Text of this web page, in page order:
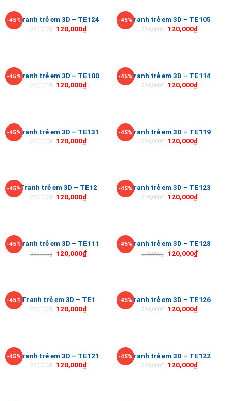
-45%Tranh trẻ em 3D – TE124
220,000₫ 120,000₫
-45%Tranh trẻ em 3D – TE105
220,000₫ 120,000₫
-45%Tranh trẻ em 3D – TE100
220,000₫ 120,000₫
-45%Tranh trẻ em 3D – TE114
220,000₫ 120,000₫
-45%Tranh trẻ em 3D – TE131
220,000₫ 120,000₫
-45%Tranh trẻ em 3D – TE119
220,000₫ 120,000₫
-45%Tranh trẻ em 3D – TE12
220,000₫ 120,000₫
-45%Tranh trẻ em 3D – TE123
220,000₫ 120,000₫
-45%Tranh trẻ em 3D – TE111
220,000₫ 120,000₫
-45%Tranh trẻ em 3D – TE128
220,000₫ 120,000₫
-45% Tranh trẻ em 3D – TE1
220,000₫ 120,000₫
-45%Tranh trẻ em 3D – TE126
220,000₫ 120,000₫
-45%Tranh trẻ em 3D – TE121
220,000₫ 120,000₫
-45%Tranh trẻ em 3D – TE122
220,000₫ 120,000₫